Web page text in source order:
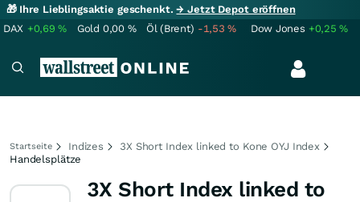
🎁 Ihre Lieblingsaktie geschenkt.→ Jetzt Depot eröffnen
DAX +0,69% Gold 0,00 % Öl (Brent) -1,53% Dow Jones +0,25%
Startseite Indizes
3X Short Index linked to Kone OYJ Index
Handelsplätze
3X Short Index linked to